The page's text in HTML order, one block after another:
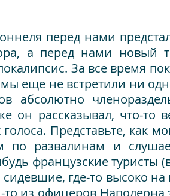
перед нами
а перед нами новый
За все время
мы еще не встретили ни
абсолютно
рассказывал, что-то
Представьте, как
по развалинам и
французские туристы
где-то высоко
из офицеров